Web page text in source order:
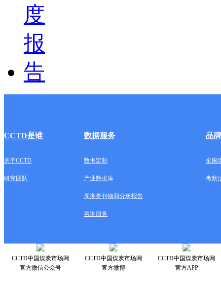
CCTD是谁 数据服务 品
关于CCTD 数据定制 全国
研究团队 产业数据库 考察
周期类刊物和分析报告
咨询服务
CCTD中国煤炭市场网
官方微信公众号
CCTD中国煤炭市场网
官方微博
CCTD中国煤炭市场网
官方APP